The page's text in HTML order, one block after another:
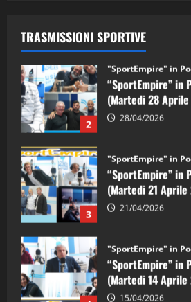
TRASMISSIONI SPORTIVE
2 28/04/2026
3
"SportEmpire" in
“SportEmpire” in
(Martedi 21
4
"SportEmpire" in
“SportEmpire” in
(Martedi 14
"SportEmpire" in
“SportEmpire” in
(Martedi 07